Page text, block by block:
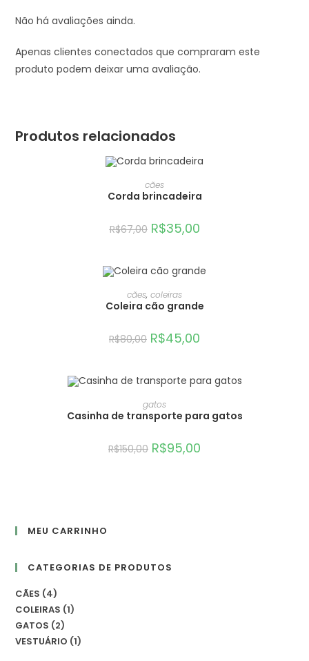
Não há avaliações ainda.
Apenas clientes conectados que compraram este
produto podem deixar uma avaliação.
Produtos relacionados
ADICIONAR AO CARRINHO
cães
Corda brincadeira
R$67,00 R$35,00
ADICIONAR AO CARRINHO
cães, coleiras
Coleira cão grande
R$80,00 R$45,00
ADICIONAR AO CARRINHO
gatos
Casinha de transporte para gatos
R$150,00 R$95,00
MEU CARRINHO
CATEGORIAS DE PRODUTOS
CÃES 4
COLEIRAS 1
GATOS 2
VESTUÁRIO 1